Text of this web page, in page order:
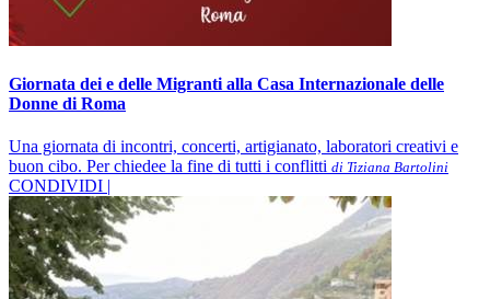
Giornata dei e delle Migranti alla Casa Internazionale delle
Donne di Roma
Una giornata di incontri, concerti, artigianato, laboratori creativi e
buon cibo. Per chiedee la fine di tutti i conflitti di Tiziana Bartolini
CONDIVIDI |